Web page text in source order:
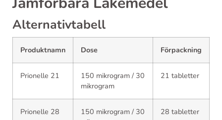
Alternativtabell
Produktnamn Dose Förpackning
Prionelle 21
150 mikrogram / 30
mikrogram
21 tabletter
Prionelle 28
150 mikrogram / 30
28 tabletter